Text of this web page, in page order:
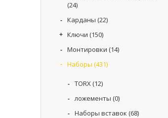
(24)
Карданы (22)
Ключи (150)
Монтировки (14)
Наборы (431)
TORX(12)
ложементы (0)
Наборы вставок (68)